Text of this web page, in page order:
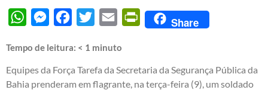
WhatsAppMessengerFacebook
Twitter Email PrintFriendly
Share
Tempo de leitura: < 1 minuto
Equipes da Força Tarefa da Secretaria da Segurança Pública da
Bahia prenderam em flagrante, na terça-feira (9), um soldado